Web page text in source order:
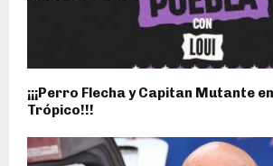
¡¡¡Perro Flecha y Capitan Mutante
Trópico!!!